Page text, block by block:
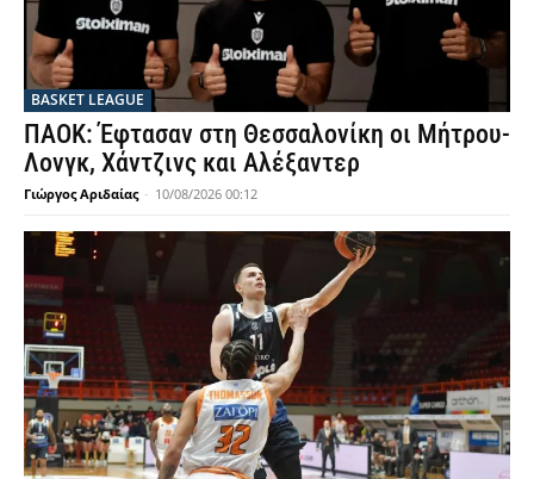
BASKET LEAGUE
ΠΑΟΚ: Έφτασαν στη Θεσσαλονίκη οι Μήτρου-
Λονγκ, Χάντζινς και Αλέξαντερ
Γιώργος Αριδαίας - 10/08/2026 00:12